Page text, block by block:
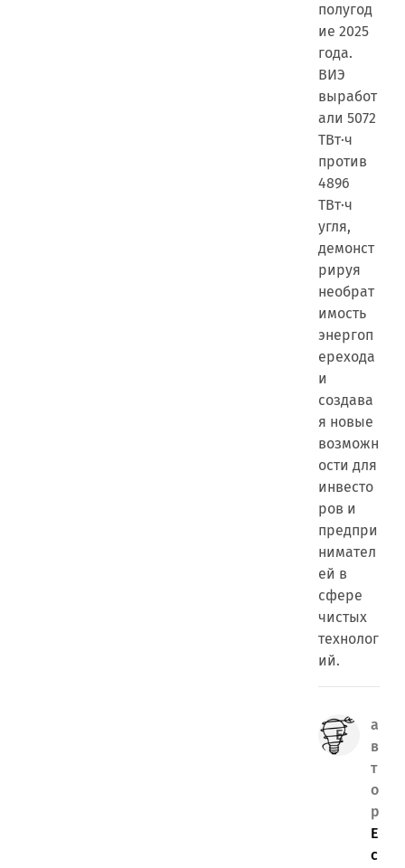
полугод
ие 2025
года.
ВИЭ
выработ
али 5072
ТВт·ч
против
4896
ТВт·ч
угля,
демонст
рируя
необрат
имость
энергоп
ерехода
и
создава
я новые
возможн
ости для
инвесто
ров и
предпри
нимател
ей в
сфере
чистых
технолог
ий.
а
в
т
о
р
E
c